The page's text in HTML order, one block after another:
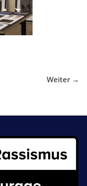
Weiter →